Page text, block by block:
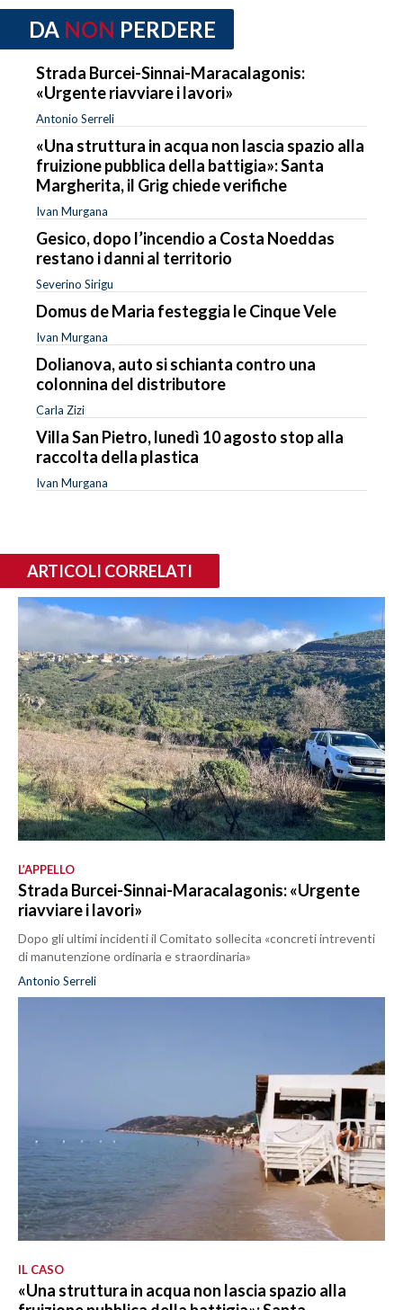
DA NON PERDERE
Strada Burcei-Sinnai-Maracalagonis:
«Urgente riavviare i lavori»
Antonio Serreli
«Una struttura in acqua non lascia spazio alla
fruizione pubblica della battigia»: Santa
Margherita, il Grig chiede verifiche
Ivan Murgana
Gesico, dopo l’incendio a Costa Noeddas
restano i danni al territorio
Severino Sirigu
Domus de Maria festeggia le Cinque Vele
Ivan Murgana
Dolianova, auto si schianta contro una
colonnina del distributore
Carla Zizi
Villa San Pietro, lunedì 10 agosto stop alla
raccolta della plastica
Ivan Murgana
ARTICOLI CORRELATI
L’APPELLO
Strada Burcei-Sinnai-Maracalagonis: «Urgente
riavviare i lavori»
Dopo gli ultimi incidenti il Comitato sollecita «concreti intreventi
di manutenzione ordinaria e straordinaria»
Antonio Serreli
IL CASO
«Una struttura in acqua non lascia spazio alla